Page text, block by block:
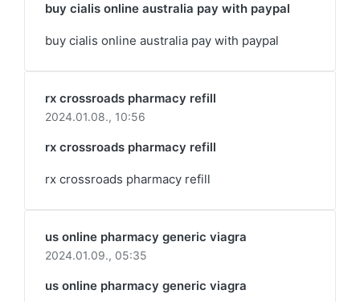
buy cialis online australia pay with paypal
buy cialis online australia pay with paypal
rx crossroads pharmacy refill
2024.01.08., 10:56
rx crossroads pharmacy refill
rx crossroads pharmacy refill
us online pharmacy generic viagra
2024.01.09., 05:35
us online pharmacy generic viagra